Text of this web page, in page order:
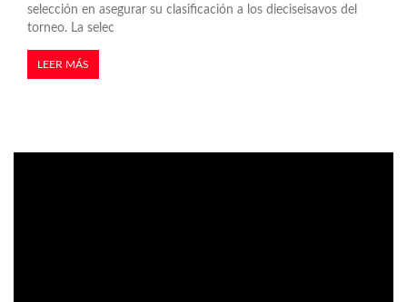
selección en asegurar su clasificación a los dieciseisavos del
torneo. La selec
LEER MÁS